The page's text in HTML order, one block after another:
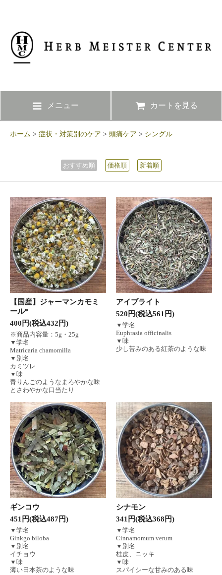
メニュー カートを見る
ホーム > 症状・対策別のケア > 頭痛ケア > シングル
おすすめ順 価格順 新着順
【国産】ジャーマンカモミ
ール*
400円(税込432円)
※商品内容量：5g・25g
▼学名
Matricaria chamomilla
▼別名
カミツレ
▼味
青りんごのようなまろやかな味
とさわやかな口当たり
アイブライト
520円(税込561円)
▼学名
Euphrasia officinalis
▼味
少し苦みのある紅茶のような味
ギンコウ
451円(税込487円)
▼学名
Ginkgo biloba
▼別名
イチョウ
▼味
薄い日本茶のような味
シナモン
341円(税込368円)
▼学名
Cinnamomum verum
▼別名
桂皮、ニッキ
▼味
スパイシーな甘みのある味